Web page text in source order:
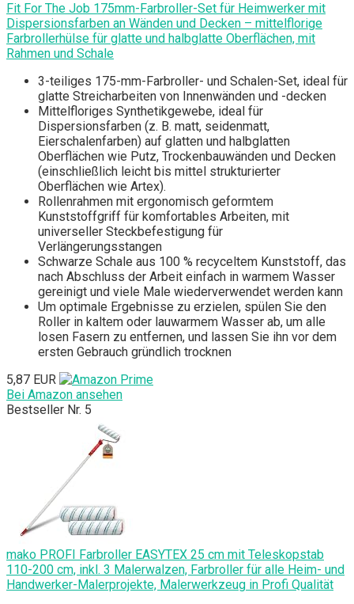
Fit For The Job 175mm-Farbroller-Set für Heimwerker mit
Dispersionsfarben an Wänden und Decken – mittelflorige
Farbrollerhülse für glatte und halbglatte Oberflächen, mit
Rahmen und Schale
3-teiliges 175-mm-Farbroller- und Schalen-Set, ideal für
glatte Streicharbeiten von Innenwänden und -decken
Mittelfloriges Synthetikgewebe, ideal für
Dispersionsfarben (z. B. matt, seidenmatt,
Eierschalenfarben) auf glatten und halbglatten
Oberflächen wie Putz, Trockenbauwänden und Decken
(einschließlich leicht bis mittel strukturierter
Oberflächen wie Artex).
Rollenrahmen mit ergonomisch geformtem
Kunststoffgriff für komfortables Arbeiten, mit
universeller Steckbefestigung für
Verlängerungsstangen
Schwarze Schale aus 100 % recyceltem Kunststoff, das
nach Abschluss der Arbeit einfach in warmem Wasser
gereinigt und viele Male wiederverwendet werden kann
Um optimale Ergebnisse zu erzielen, spülen Sie den
Roller in kaltem oder lauwarmem Wasser ab, um alle
losen Fasern zu entfernen, und lassen Sie ihn vor dem
ersten Gebrauch gründlich trocknen
5,87 EUR
Bei Amazon ansehen
Bestseller Nr. 5
mako PROFI Farbroller EASYTEX 25 cm mit Teleskopstab
110-200 cm, inkl. 3 Malerwalzen, Farbroller für alle Heim- und
Handwerker-Malerprojekte, Malerwerkzeug in Profi Qualität